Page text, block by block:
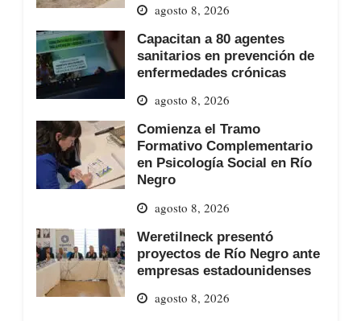
agosto 8, 2026
Capacitan a 80 agentes
sanitarios en prevención de
enfermedades crónicas
agosto 8, 2026
Comienza el Tramo
Formativo Complementario
en Psicología Social en Río
Negro
agosto 8, 2026
Weretilneck presentó
proyectos de Río Negro ante
empresas estadounidenses
agosto 8, 2026